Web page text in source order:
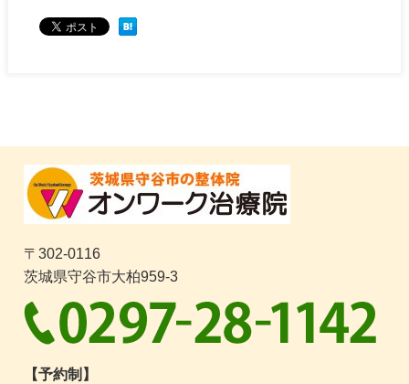
〒302-0116
茨城県守谷市大柏959-3
【予約制】